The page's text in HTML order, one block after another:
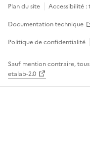
Plan du site Accessibilité
Documentation technique
Politique de confidentialité
Sauf mention contraire,
etalab-2.0